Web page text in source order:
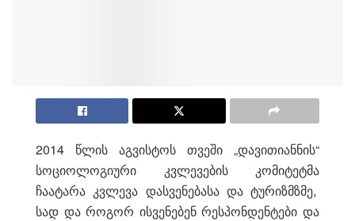
2014 წლის აგვისტოს თვეში „დავითიანნის“
სოციოლოგიური კვლევების კომიტეტმა
ჩაატარა კვლევა დასვენებასა და ტურიზმზმე,
სად და როგორ ისვენებენ რესპონდენტები და